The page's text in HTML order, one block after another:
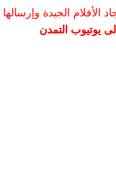
الجيدة وإرسالها
يوتيوب التمدن